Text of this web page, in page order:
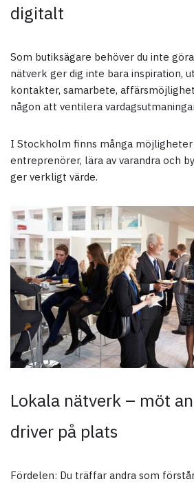
digitalt
Som butiksägare behöver du inte
nätverk ger dig inte bara inspiration,
kontakter, samarbete,
någon att ventilera
I Stockholm finns många
entreprenörer, lära av varandra och
ger verkligt värde.
Lokala nätverk – möt
driver på plats
Fördelen: Du träffar andra som